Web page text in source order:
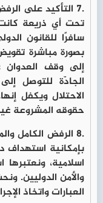
.7 التأكيد على
تحت أي ذريعة
سافرًا للقانون
بصورة مباشرة
إلى وقف
الجادّة للتوصل
الاحتلال ويكفل
حقوقه المشروعة
.8 الرفض الكامل
بإمكانية استهداف
اسلامية،
والأمن الدوليين.
العبارات واتخاذ